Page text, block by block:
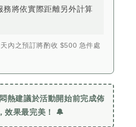
務將依實際距離另外計算
內之預訂將酌收 $500 急件處
熱建議於活動開始前完成佈
效果最完美！ 🔔